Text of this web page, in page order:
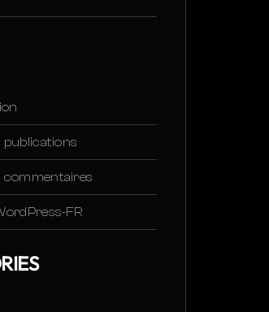
publications
commentaires
FR